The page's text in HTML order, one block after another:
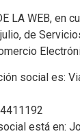
LA WEB, en
de
social es:
está en: